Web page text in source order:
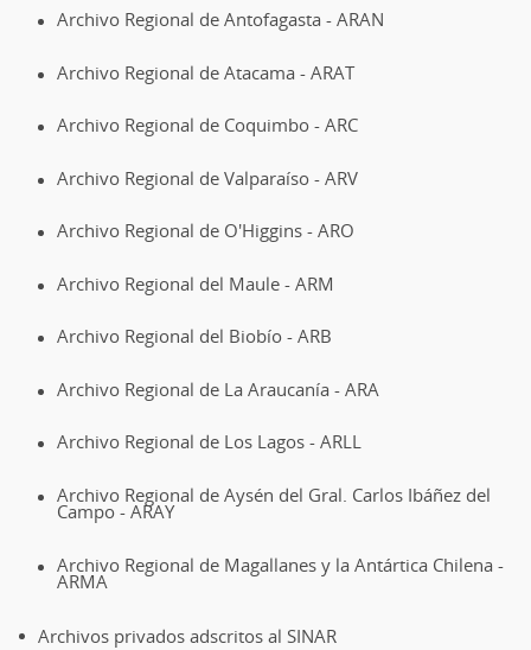
Archivo Regional de Antofagasta - ARAN
Archivo Regional de Atacama - ARAT
Archivo Regional de Coquimbo - ARC
Archivo Regional de Valparaíso - ARV
Archivo Regional de O'Higgins - ARO
Archivo Regional del Maule - ARM
Archivo Regional del Biobío - ARB
Archivo Regional de La Araucanía - ARA
Archivo Regional de Los Lagos - ARLL
Archivo Regional de Aysén del Gral. Carlos Ibáñez del
Campo - ARAY
Archivo Regional de Magallanes y la Antártica Chilena -
ARMA
Archivos privados adscritos al SINAR